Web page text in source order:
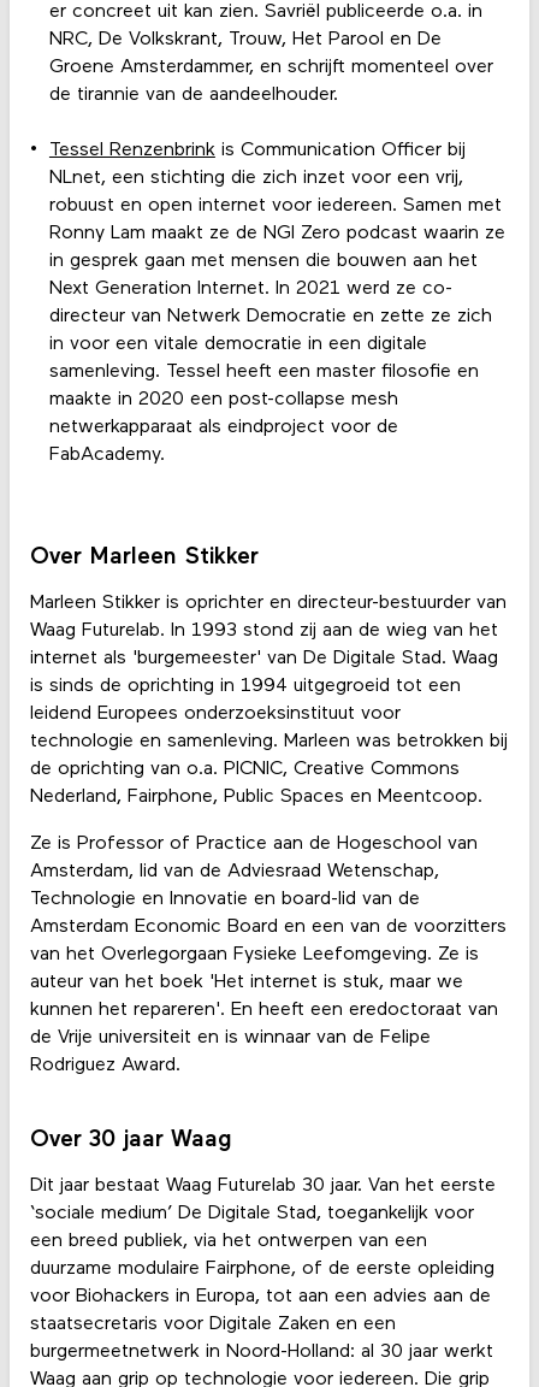
er concreet uit kan zien. Savriël publiceerde o.a. in
NRC, De Volkskrant, Trouw, Het Parool en De
Groene Amsterdammer, en schrijft momenteel over
de tirannie van de aandeelhouder.
Tessel Renzenbrinkis Communication Officer bij
NLnet, een stichting die zich inzet voor een vrij,
robuust en open internet voor iedereen. Samen met
Ronny Lam maakt ze de NGI Zero podcast waarin ze
in gesprek gaan met mensen die bouwen aan het
Next Generation Internet. In 2021 werd ze co-
directeur van Netwerk Democratie en zette ze zich
in voor een vitale democratie in een digitale
samenleving. Tessel heeft een master filosofie en
maakte in 2020 een post-collapse mesh
netwerkapparaat als eindproject voor de
FabAcademy.
Over Marleen Stikker
Marleen Stikker is oprichter en directeur-bestuurder van
Waag Futurelab. In 1993 stond zij aan de wieg van het
internet als 'burgemeester' van De Digitale Stad. Waag
is sinds de oprichting in 1994 uitgegroeid tot een
leidend Europees onderzoeksinstituut voor
technologie en samenleving. Marleen was betrokken bij
de oprichting van o.a. PICNIC, Creative Commons
Nederland, Fairphone, Public Spaces en Meentcoop.
Ze is Professor of Practice aan de Hogeschool van
Amsterdam, lid van de Adviesraad Wetenschap,
Technologie en Innovatie en board-lid van de
Amsterdam Economic Board en een van de voorzitters
van het Overlegorgaan Fysieke Leefomgeving. Ze is
auteur van het boek 'Het internet is stuk, maar we
kunnen het repareren'. En heeft een eredoctoraat van
de Vrije universiteit en is winnaar van de Felipe
Rodriguez Award.
Over 30 jaar Waag
Dit jaar bestaat Waag Futurelab 30 jaar. Van het eerste
‘sociale medium’ De Digitale Stad, toegankelijk voor
een breed publiek, via het ontwerpen van een
duurzame modulaire Fairphone, of de eerste opleiding
voor Biohackers in Europa, tot aan een advies aan de
staatsecretaris voor Digitale Zaken en een
burgermeetnetwerk in Noord-Holland: al 30 jaar werkt
Waag aan grip op technologie voor iedereen. Die grip